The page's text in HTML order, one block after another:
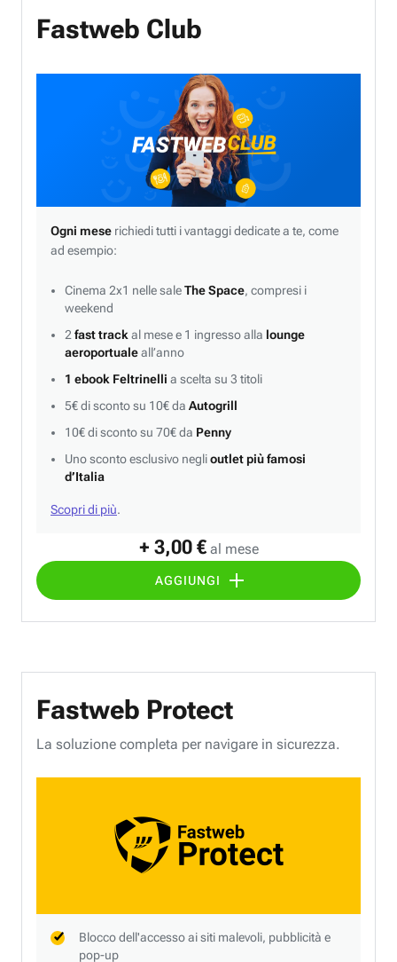
Fastweb Club
+ 3,00 € al mese
AGGIUNGI
Ogni mese richiedi tutti i vantaggi dedicate a te, come
ad esempio:
Cinema 2x1 nelle saleThe Space, compresi i
weekend
2 fast track al mese e 1 ingresso alla lounge
aeroportualeall’anno
1 ebook Feltrinelli a scelta su 3 titoli
5€ di sconto su 10€ da Autogrill
10€ di sconto su 70€ da Penny
Uno sconto esclusivo neglioutlet più famosi
d’Italia
Scopri di più.
Fastweb Protect
La soluzione completa per navigare in sicurezza.
Blocco dell'accesso ai siti malevoli, pubblicità e
pop-up